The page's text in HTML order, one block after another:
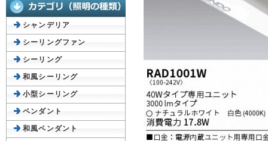
シャンデリア
シーリングファン
シーリング
和風シーリング
小型シーリング
ペンダント
和風ペンダント